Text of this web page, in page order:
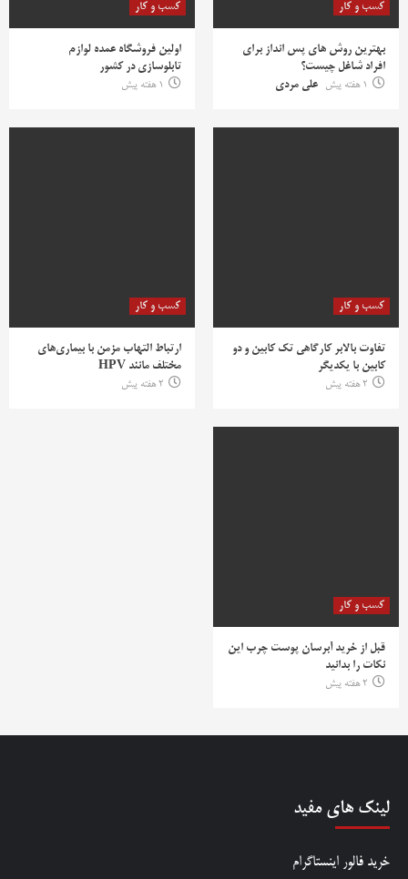
کسب و کار
بهترین روش‌ های پس‌ انداز برای
افراد شاغل چیست؟
1 هفته پیش
علی مردی
کسب و کار
اولین فروشگاه عمده لوازم
تابلوسازی در کشور
1 هفته پیش
کسب و کار
تفاوت بالابر کارگاهی تک کابین و دو
کابین با یکدیگر
2 هفته پیش
کسب و کار
ارتباط التهاب مزمن با بیماری‌های
مختلف مانند HPV
2 هفته پیش
کسب و کار
قبل از خرید آبرسان پوست چرب این
نکات را بدانید
2 هفته پیش
لینک های مفید
خرید فالور اینستاگرام